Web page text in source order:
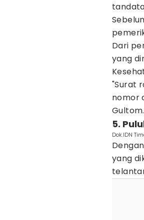
Dari
yang
"Surat
nomor
Gultom.
5.
Dok.IDN
yang